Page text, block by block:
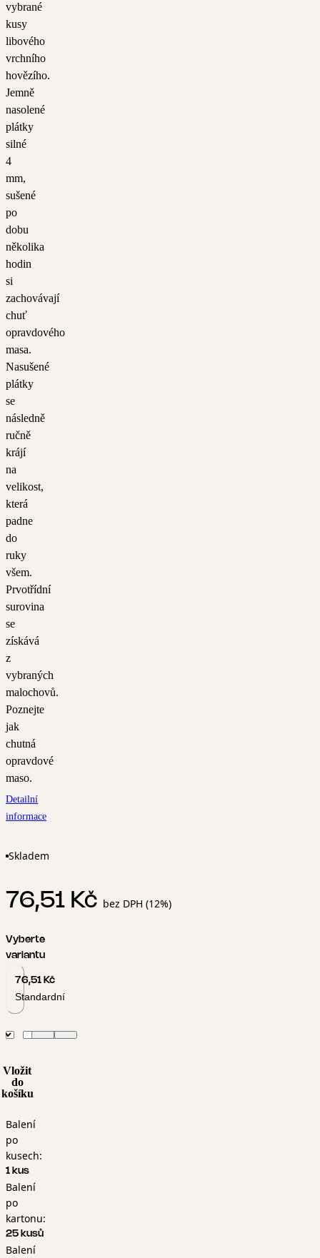
vybrané
kusy
libového
vrchního
hovězího.
Jemně
nasolené
plátky
silné
4
mm,
sušené
po
dobu
několika
hodin
si
zachovávají
chuť
opravdového
masa.
Nasušené
plátky
se
následně
ručně
krájí
na
velikost,
která
padne
do
ruky
všem.
Prvotřídní
surovina
se
získává
z
vybraných
malochovů.
Poznejte
jak
chutná
opravdové
maso.
Detailní
informace
Skladem
76,51 Kč bez DPH (12%)
Vyberte
variantu
76,51 Kč
Standardní
Vložit
do
košíku
Balení
po
kusech:
1 kus
Balení
po
kartonu:
25 kusů
Balení